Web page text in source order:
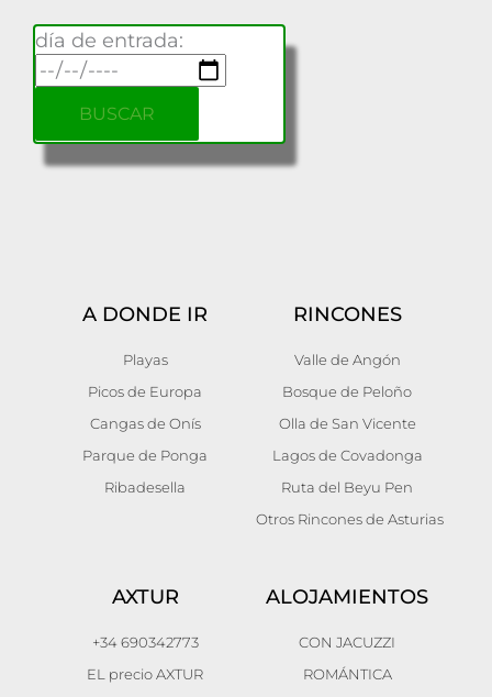
día de entrada:
A DONDE IR
Playas
Picos de Europa
Cangas de Onís
Parque de Ponga
Ribadesella
RINCONES
Valle de Angón
Bosque de Peloño
Olla de San Vicente
Lagos de Covadonga
Ruta del Beyu Pen
Otros Rincones de Asturias
AXTUR
+34 690342773
EL precio AXTUR
ALOJAMIENTOS
CON JACUZZI
ROMÁNTICA